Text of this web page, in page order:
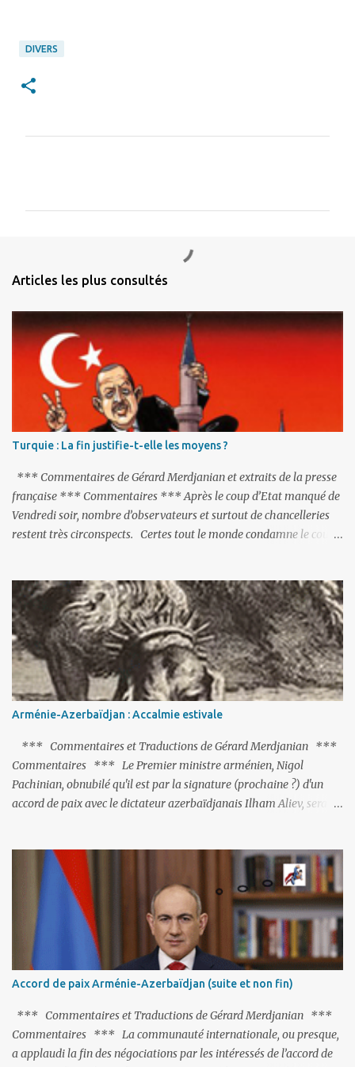
DIVERS
n
i
Articles les plus consultés
Turquie : La fin justifie-t-elle les moyens ?
*** Commentaires de Gérard Merdjanian et extraits de la presse
française *** Commentaires *** Après le coup d’Etat manqué de
Vendredi soir, nombre d’observateurs et surtout de chancelleries
restent très circonspects. Certes tout le monde condamne le coup
actions menées par le président Erdoğan, et pour certains sur la
réalisation du putsch lui-même.
Arménie-Azerbaïdjan : Accalmie estivale
*** Commentaires et Traductions de Gérard Merdjanian ***
Commentaires *** Le Premier ministre arménien, Nigol
Pachinian, obnubilé qu'il est par la signature (prochaine ?) d'un
accord de paix avec le dictateur azerbaïdjanais Ilham Aliev, serait
C'est hélas fort peu probable ; l'Histoire ou la Littérature ne sont
pas ses points forts, pas plus d'ailleurs que les négociations avec le
tandem turco-azéri. Faisant fi de tout ce qui précède la chute de
l'URSS, il est exclusivement intéressé par ce qu'il nomme «
l'Arménie réelle ». Même les trois présidents qu'ils l'ont précédés ne
trouvent pas grâce à ses yeux, les traitant de tous les noms, avant
de les traîner en justice. Et comme les politiciens ne lui suffisent
pas, il s'attaque aux dignitaires de l'Église arménienne, les...
Accord de paix Arménie-Azerbaïdjan (suite et non fin)
*** Commentaires et Traductions de Gérard Merdjanian ***
Commentaires *** La communauté internationale, ou presque,
a applaudi la fin des négociations par les intéressés de l’accord de